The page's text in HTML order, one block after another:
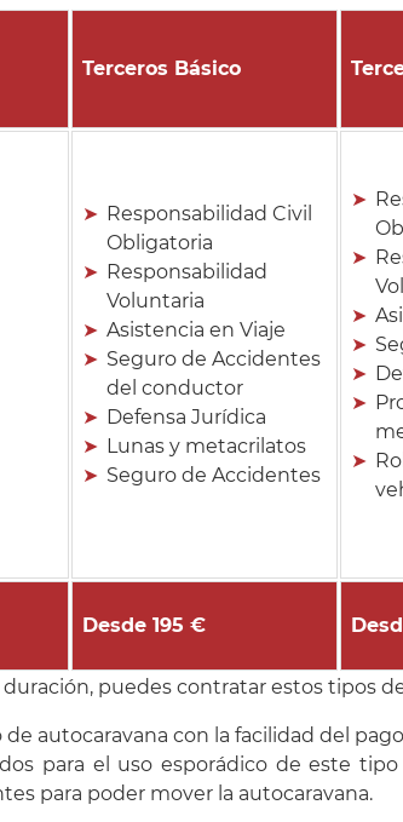
Terceros Básico
Responsabilidad Civil
Obligatoria
Responsabilidad
Voluntaria
Asistencia en Viaje
Seguro de Accidentes
del conductor
Defensa Jurídica
Lunas y metacrilatos
Seguro de Accidentes
Desde 195 €
puedes contratar estos tipos
de autocaravana con la facilidad del
para el uso esporádico de este
para poder mover la autocaravana.